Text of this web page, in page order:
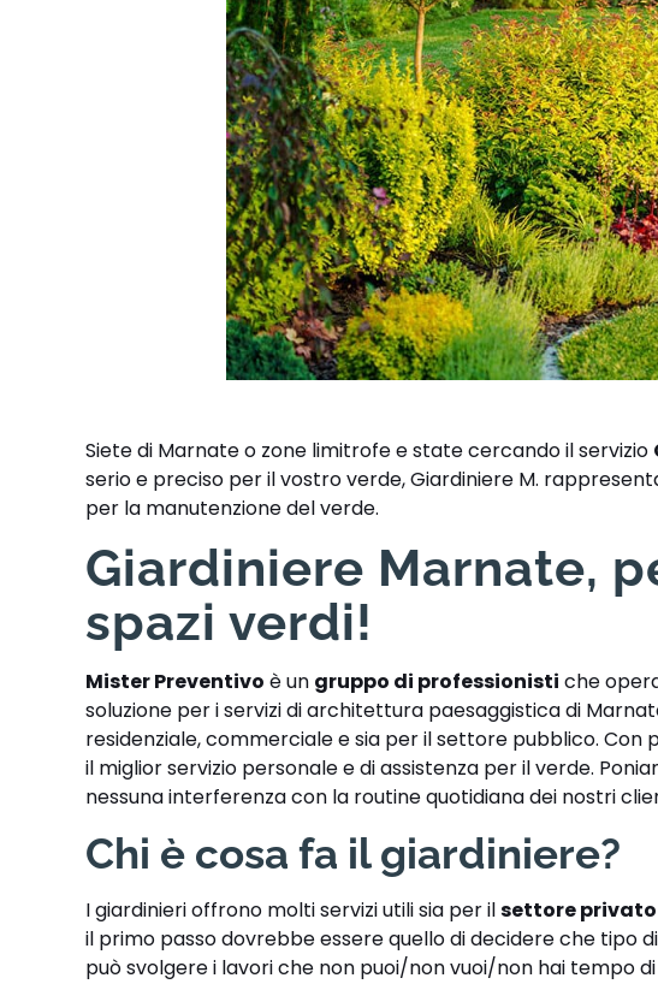
Siete di Marnate o zone limitrofe e state cercando il servizio
serio e preciso per il vostro verde, Giardiniere M.
per la manutenzione del verde.
Giardiniere Marnate,
spazi verdi!
Mister Preventivo è un gruppo di professionisti che
soluzione per i servizi di architettura paesaggistica di
residenziale, commerciale e sia per il settore pubblico.
il ​​miglior servizio personale e di assistenza per il verde.
nessuna interferenza con la routine quotidiana dei nostri
Chi è cosa fa il giardiniere?
I giardinieri offrono molti servizi utili sia per ilsettore privato
il primo passo dovrebbe essere quello di decidere che tipo
può svolgere i lavori che non puoi/non vuoi/non hai tempo